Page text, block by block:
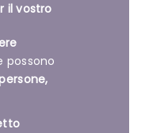
il vostro
possono